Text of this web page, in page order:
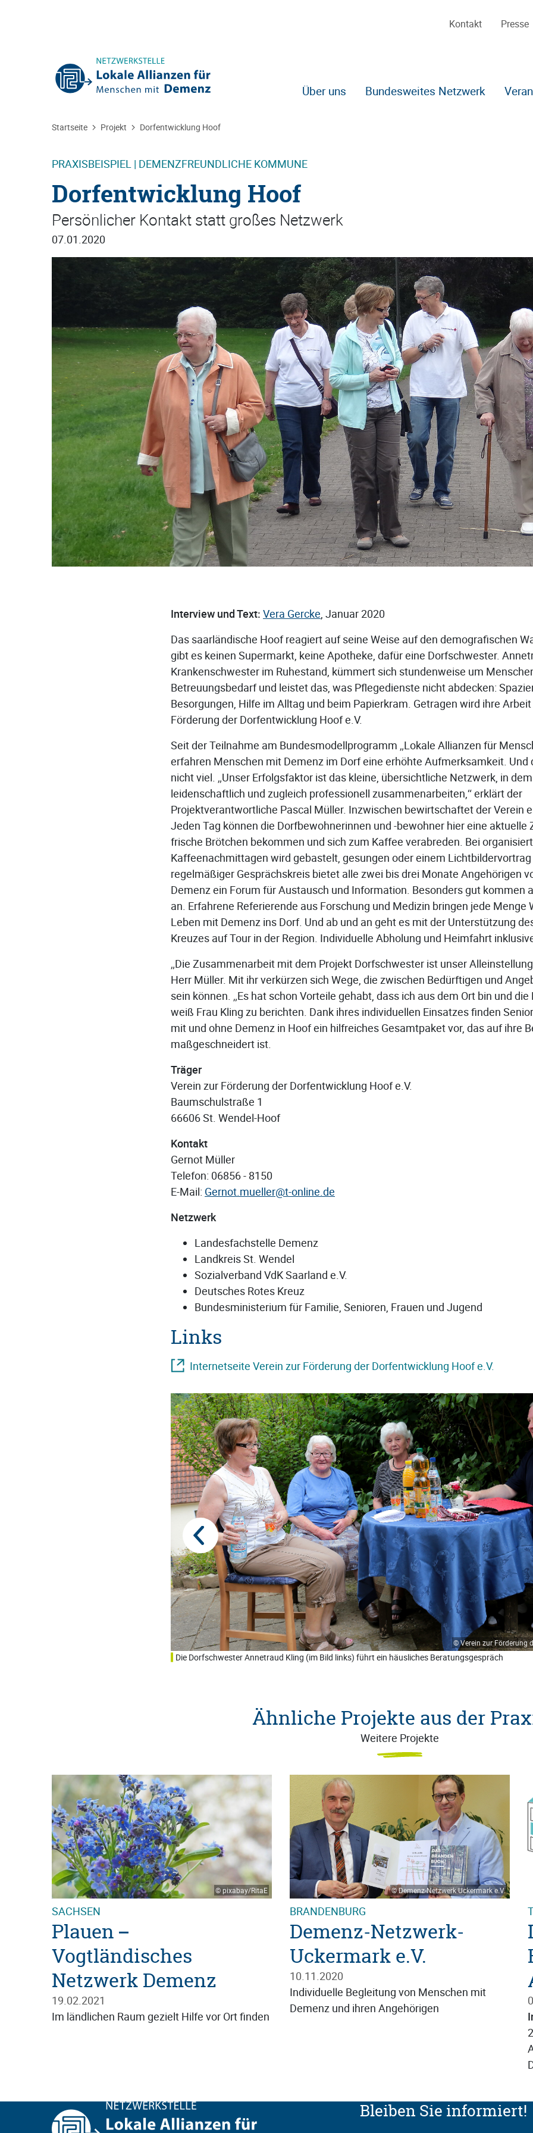
Kontakt Presse
Über uns Bundesweites Netzwerk
Sie befinden sich hier:
Startseite Projekt Dorfentwicklung Hoof
PRAXISBEISPIEL | DEMENZFREUNDLICHE KOMMUNE
Dorfentwicklung Hoof
Persönlicher Kontakt statt großes Netzwerk
07.01.2020
Interview und Text: Vera Gercke, Januar 2020
Das saarländische Hoof reagiert auf seine Weise auf den demografischen
gibt es keinen Supermarkt, keine Apotheke, dafür eine Dorfschwester.
Krankenschwester im Ruhestand, kümmert sich stundenweise um
Betreuungsbedarf und leistet das, was Pflegedienste nicht abdecken:
Besorgungen, Hilfe im Alltag und beim Papierkram. Getragen wird ihre
Förderung der Dorfentwicklung Hoof e.V.
Seit der Teilnahme am Bundesmodellprogramm „Lokale Allianzen für
erfahren Menschen mit Demenz im Dorf eine erhöhte Aufmerksamkeit. Und
nicht viel. „Unser Erfolgsfaktor ist das kleine, übersichtliche Netzwerk, in
leidenschaftlich und zugleich professionell zusammenarbeiten,“ erklärt der
Projektverantwortliche Pascal Müller. Inzwischen bewirtschaftet der Verein
Jeden Tag können die Dorfbewohnerinnen und -bewohner hier eine aktuelle
frische Brötchen bekommen und sich zum Kaffee verabreden. Bei
Kaffeenachmittagen wird gebastelt, gesungen oder einem
regelmäßiger Gesprächskreis bietet alle zwei bis drei Monate Angehörigen
Demenz ein Forum für Austausch und Information. Besonders gut kommen
an. Erfahrene Referierende aus Forschung und Medizin bringen jede Menge
Leben mit Demenz ins Dorf. Und ab und an geht es mit der Unterstützung
Kreuzes auf Tour in der Region. Individuelle Abholung und Heimfahrt
„Die Zusammenarbeit mit dem Projekt Dorfschwester ist unser
Herr Müller. Mit ihr verkürzen sich Wege, die zwischen Bedürftigen und
sein können. „Es hat schon Vorteile gehabt, dass ich aus dem Ort bin und
weiß Frau Kling zu berichten. Dank ihres individuellen Einsatzes finden
mit und ohne Demenz in Hoof ein hilfreiches Gesamtpaket vor, das auf ihre
maßgeschneidert ist.
Träger
Verein zur Förderung der Dorfentwicklung Hoof e.V.
Baumschulstraße 1
66606 St. Wendel-Hoof
Kontakt
Gernot Müller
Telefon: 06856 - 8150
E-Mail: Gernot.mueller@t-online.de
Netzwerk
Landesfachstelle Demenz
Landkreis St. Wendel
Sozialverband VdK Saarland e.V.
Deutsches Rotes Kreuz
Bundesministerium für Familie, Senioren, Frauen und Jugend
Links
Internetseite Verein zur Förderung der Dorfentwicklung Hoof e.V.
Previous
© Verein zur Förderung
Die Dorfschwester Annetraud Kling (im Bild links) führt ein häusliches Beratungsgespräch
Ähnliche Projekte aus der
Weitere Projekte
© pixabay/RitaE
SACHSEN
Plauen –
Vogtländisches
Netzwerk Demenz
19.02.2021
Im ländlichen Raum gezielt Hilfe vor Ort finden
© Demenz-Netzwerk Uckermark e.V.
BRANDENBURG
Demenz-Netzwerk-
Uckermark e.V.
10.11.2020
Individuelle Begleitung von Menschen mit
Demenz und ihren Angehörigen
Bleiben Sie informiert!